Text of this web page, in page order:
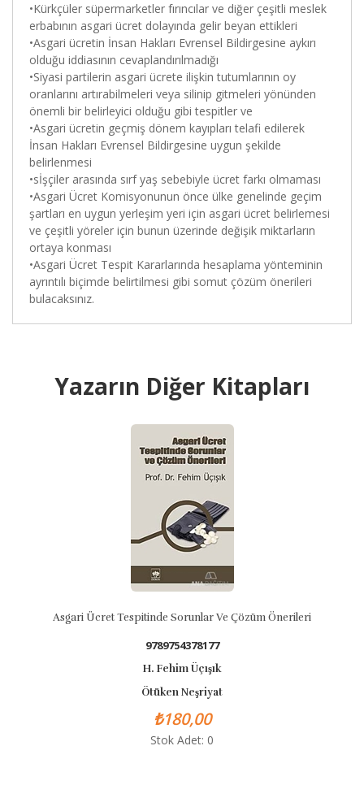
•Kürkçüler süpermarketler fırıncılar ve diğer çeşitli meslek
erbabının asgari ücret dolayında gelir beyan ettikleri
•Asgari ücretin İnsan Hakları Evrensel Bildirgesine aykırı
olduğu iddiasının cevaplandırılmadığı
•Siyasi partilerin asgari ücrete ilişkin tutumlarının oy
oranlarını artırabilmeleri veya silinip gitmeleri yönünden
önemli bir belirleyici olduğu gibi tespitler ve
•Asgari ücretin geçmiş dönem kayıpları telafi edilerek
İnsan Hakları Evrensel Bildirgesine uygun şekilde
belirlenmesi
•sİşçiler arasında sırf yaş sebebiyle ücret farkı olmaması
•Asgari Ücret Komisyonunun önce ülke genelinde geçim
şartları en uygun yerleşim yeri için asgari ücret belirlemesi
ve çeşitli yöreler için bunun üzerinde değişik miktarların
ortaya konması
•Asgari Ücret Tespit Kararlarında hesaplama yönteminin
ayrıntılı biçimde belirtilmesi gibi somut çözüm önerileri
bulacaksınız.
Yazarın Diğer Kitapları
Tespitinde Sorunlar Ve Çözüm Önerileri